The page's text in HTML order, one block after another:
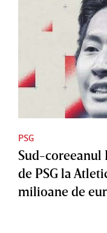
PSG
Sud-coreeanul
de PSG la
milioane de